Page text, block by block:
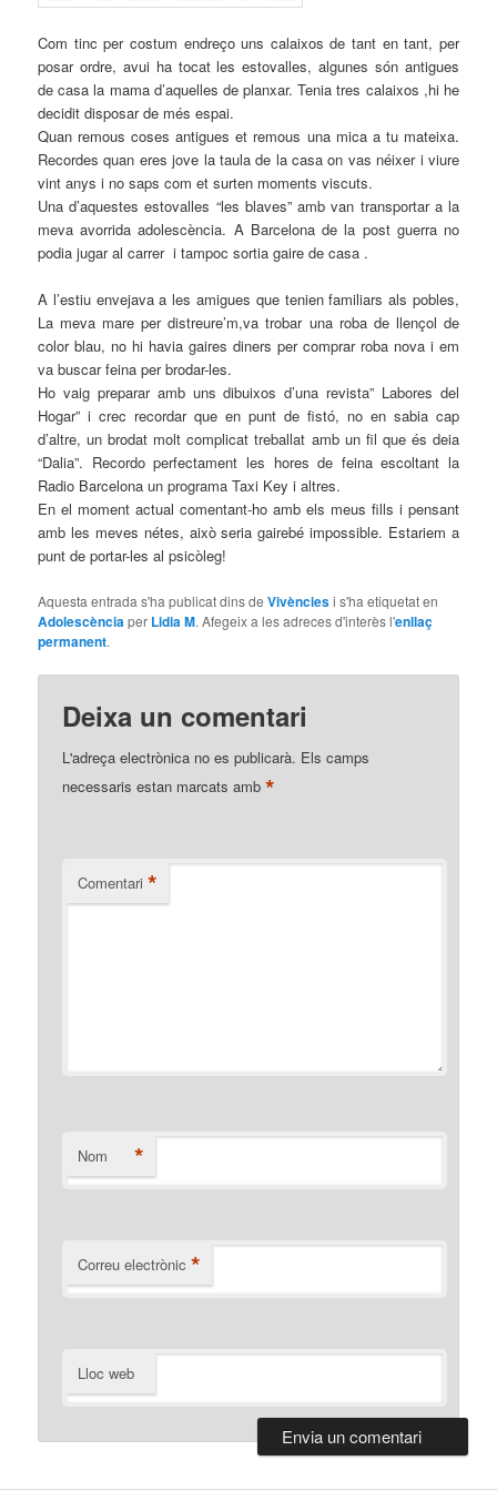
Com tinc per costum endreço uns calaixos de tant en tant, per
posar ordre, avui ha tocat les estovalles, algunes són antigues
de casa la mama d’aquelles de planxar. Tenia tres calaixos ,hi he
decidit disposar de més espai.
Quan remous coses antigues et remous una mica a tu mateixa.
Recordes quan eres jove la taula de la casa on vas néixer i viure
vint anys i no saps com et surten moments viscuts.
Una d’aquestes estovalles “les blaves” amb van transportar a la
meva avorrida adolescència. A Barcelona de la post guerra no
podia jugar al carrer i tampoc sortia gaire de casa .
A l’estiu envejava a les amigues que tenien familiars als pobles,
La meva mare per distreure’m,va trobar una roba de llençol de
color blau, no hi havia gaires diners per comprar roba nova i em
va buscar feina per brodar-les.
Ho vaig preparar amb uns dibuixos d’una revista” Labores del
Hogar” i crec recordar que en punt de fistó, no en sabia cap
d’altre, un brodat molt complicat treballat amb un fil que és deia
“Dalia”. Recordo perfectament les hores de feina escoltant la
Radio Barcelona un programa Taxi Key i altres.
En el moment actual comentant-ho amb els meus fills i pensant
amb les meves nétes, això seria gairebé impossible. Estariem a
punt de portar-les al psicòleg!
Aquesta entrada s'ha publicat dins deVivènciesi s'ha etiquetat en
Adolescència per Lidia M. Afegeix a les adreces d'interès l'enllaç
permanent.
Deixa un comentari
L'adreça electrònica no es publicarà. Els camps
necessaris estan marcats amb*
Comentari *
Nom *
Correu electrònic *
Lloc web